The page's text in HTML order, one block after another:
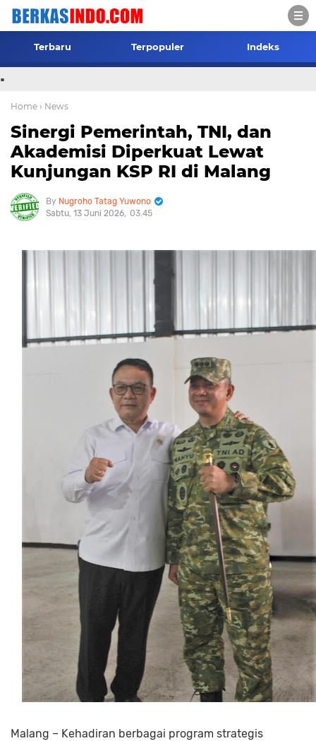
Terbaru Terpopuler Indeks
.
Home › News
Sinergi Pemerintah, TNI, dan
Akademisi Diperkuat Lewat
Kunjungan KSP RI di Malang
Nugroho Tatag Yuwono
Sabtu, 13 Juni 2026 03.45
Malang – Kehadiran berbagai program strategis